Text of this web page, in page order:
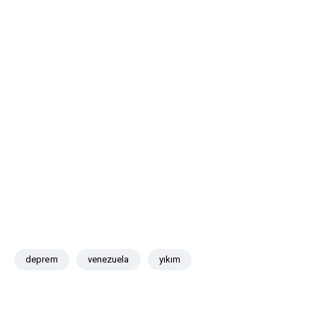
deprem venezuela yıkım